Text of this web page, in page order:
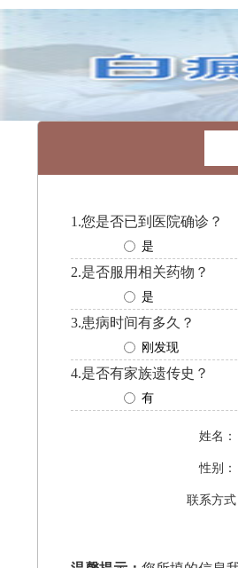
1.您是否已到医院确诊？
是
2.是否服用相关药物？
是
3.患病时间有多久？
刚发现
4.是否有家族遗传史？
有
姓名：
性别：
联系方式